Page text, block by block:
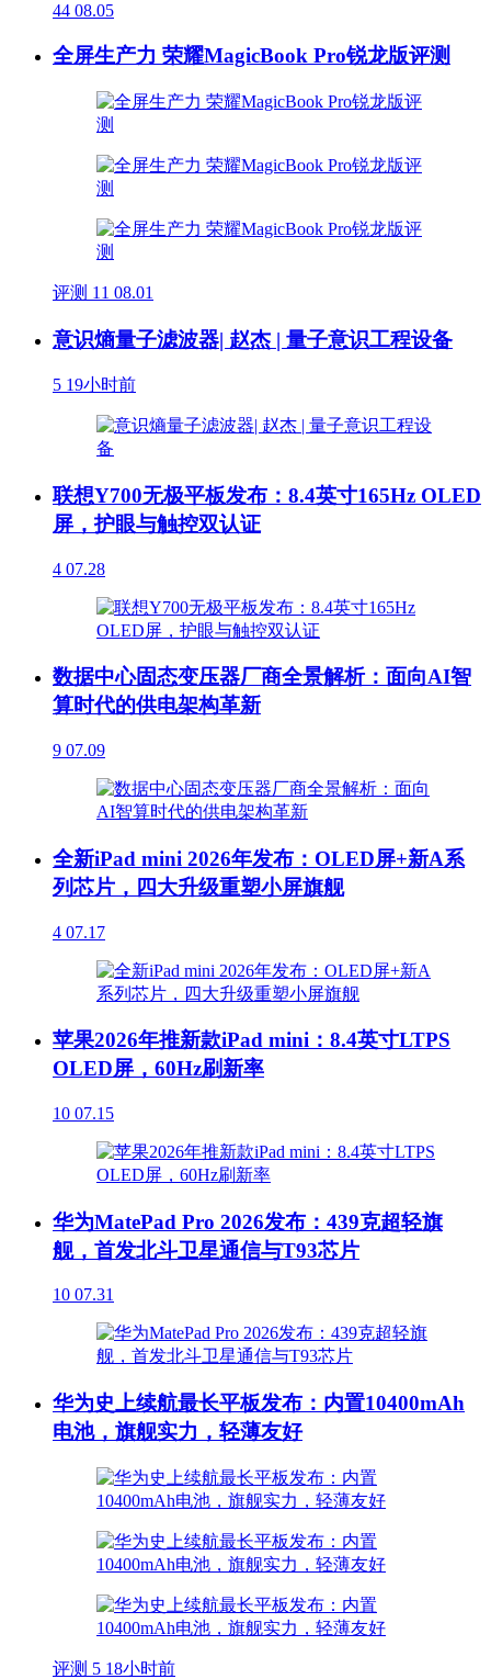
44 08.05
全屏生产力 荣耀MagicBook Pro锐龙版评测
评测 11 08.01
意识熵量子滤波器| 赵杰 | 量子意识工程设备
5 19小时前
联想Y700无极平板发布：8.4英寸165Hz OLED
屏，护眼与触控双认证
4 07.28
数据中心固态变压器厂商全景解析：面向AI智
算时代的供电架构革新
9 07.09
全新iPad mini 2026年发布：OLED屏+新A系
列芯片，四大升级重塑小屏旗舰
4 07.17
苹果2026年推新款iPad mini：8.4英寸LTPS
OLED屏，60Hz刷新率
10 07.15
华为MatePad Pro 2026发布：439克超轻旗
舰，首发北斗卫星通信与T93芯片
10 07.31
华为史上续航最长平板发布：内置10400mAh
电池，旗舰实力，轻薄友好
评测 5 18小时前